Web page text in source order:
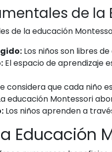
de la
de la educación
Los niños son libres
El espacio de aprendizaje
considera que cada niño
educación Montessori
Los niños aprenden a
Educación